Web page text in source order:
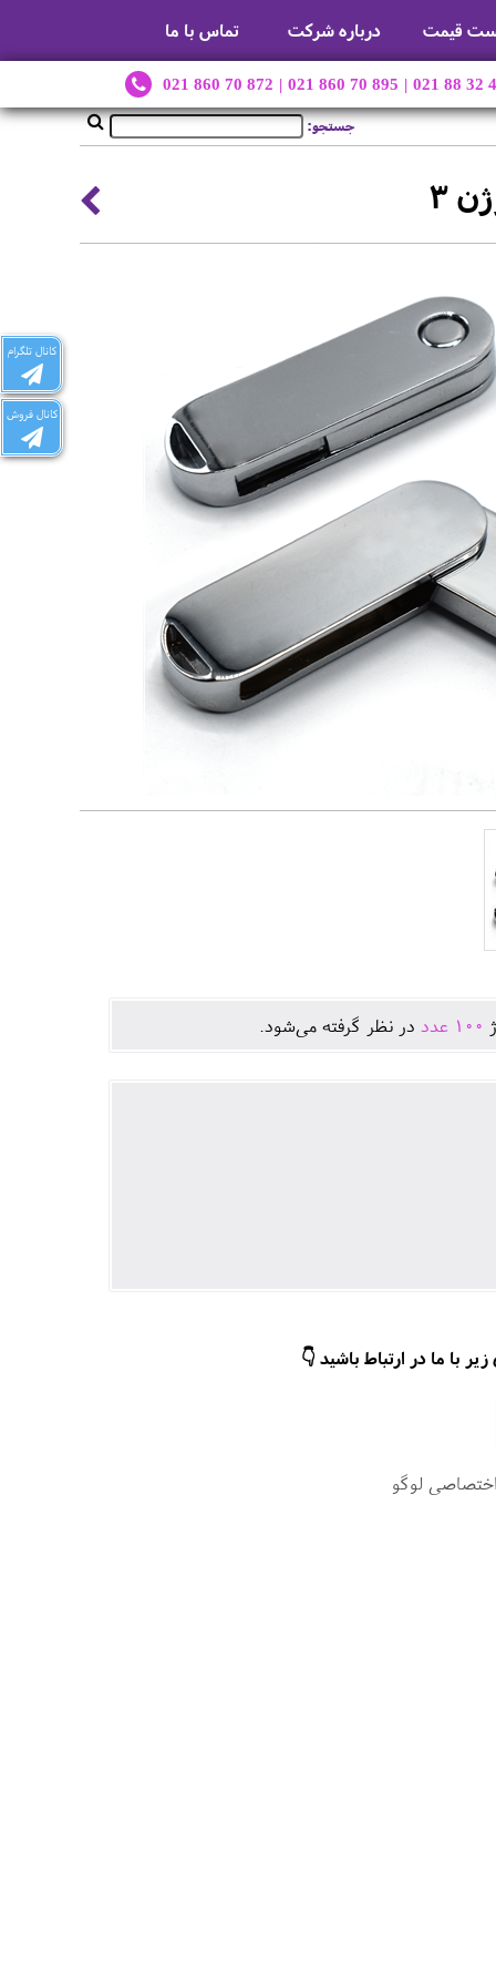
قیمت درباره شرکت تماس با ما
021 860 70 872 | 021 860 70 895 | 021 88 32
کانال تلگرام
کانال فروش
جستجو:
3
100 عدد در نظر گرفته می‌شود.
با ما در ارتباط باشید 👇
لوگو